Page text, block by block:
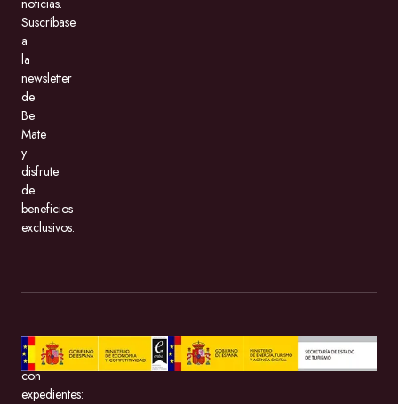
Suscríbase
a
la
newsletter
de
Be
Mate
y
disfrute
de
beneficios
exclusivos.
BeMate.com
con
expedientes: